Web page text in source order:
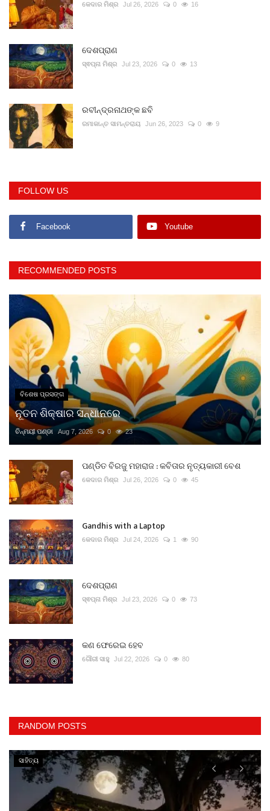
କେଦାର ମିଶ୍ର Jul 26, 2026 0 16
ଦେଶପ୍ରାଣ
ସ୍ଵପ୍ନା ମିଶ୍ର Jul 23, 2026 0 13
ରବୀନ୍ଦ୍ରନାଥଙ୍କ ଛବି
ରମାକାନ୍ତ ସାମନ୍ତରାୟ Jun 26, 2023 0 9
FOLLOW US
Facebook Youtube
RECOMMENDED POSTS
ବିଶେଷ ପ୍ରସଙ୍ଗ
ନୂତନ ଶିକ୍ଷାର ସନ୍ଧାନରେ
ଚିନ୍ମୟୀ ପଣ୍ଡା Aug 7, 2026 0 23
ପଣ୍ଡିତ ବିରଜୁ ମହାରାଜ : କବିତାର ନୃତ୍ୟକାରୀ ବେଶ
କେଦାର ମିଶ୍ର Jul 26, 2026 0 45
Gandhis with a Laptop
କେଦାର ମିଶ୍ର Jul 24, 2026 1 90
ଦେଶପ୍ରାଣ
ସ୍ଵପ୍ନା ମିଶ୍ର Jul 23, 2026 0 73
କଣ ଫେରେଇ ହେବ
ଗୌରୀ ସାହୁ Jul 22, 2026 0 80
RANDOM POSTS
ସାହିତ୍ୟ